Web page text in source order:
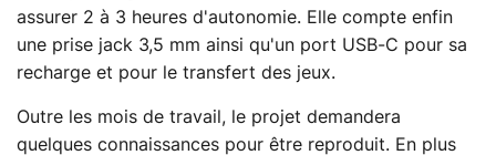
assurer 2 à 3 heures d'autonomie. Elle compte enfin
une prise jack 3,5 mm ainsi qu'un port USB-C pour sa
recharge et pour le transfert des jeux.
Outre les mois de travail, le projet demandera
quelques connaissances pour être reproduit. En plus